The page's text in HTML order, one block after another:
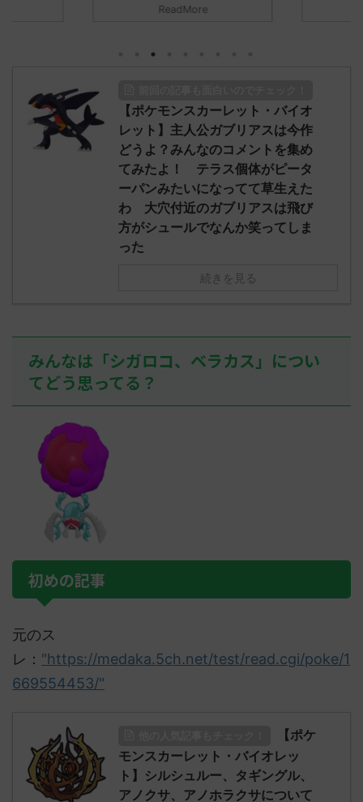
リージョ
ただダグト
れたウミト
う思ってる？ 初めの記事 元のス
2023/06/28(水)
01:07:00.69ID:oUI00NrJ0 エクスレ
ッグヘルムかっこいいから助かる 名
無しさん0971 0971 名無しさん、君に
決めた！ (ﾜｯﾁｮｲW b524-NwUu)
2023/06/28(水 ...
ReadMore
2023/06/
え忘れたガ
たラウドボ
しさん0624
決めた！ (ﾜ
【ポケモンスカーレット・バイオ
レット】主人公ガブリアスは今作
どうよ？みんなのコメントを集め
てみたよ！ テラス個体がピータ
ーパンみたいになってて草生えた
わ 大穴付近のガブリアスは飛び
方がシュールでなんか笑ってしま
った
続きを見る
みんなは「シガロコ、ベラカス」につい
てどう思ってる？
初めの記事
元のス
レ： "https://medaka.5ch.net/test/read.cgi/poke/1
669554453/"
【ポケ
モンスカーレット・バイオレッ
ト】シルシュルー、タギングル、
アノクサ、アノホラクサについて